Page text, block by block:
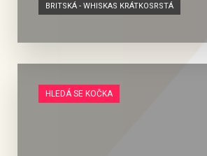
BRITSKÁ - WHISKAS KRÁTKOSRSTÁ
HLEDÁ SE KOČKA